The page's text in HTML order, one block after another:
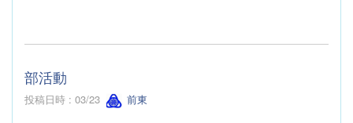
部活動
投稿日時 : 03/23 前東